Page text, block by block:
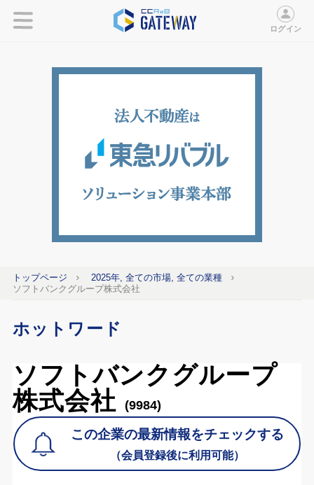
ログイン
トップページ
2025年, 全ての市場, 全ての業種
ソフトバンクグループ株式会社
ホットワード
ソフトバンクグループ
株式会社
(9984)
この企業の最新情報をチェックする
（会員登録後に利用可能）